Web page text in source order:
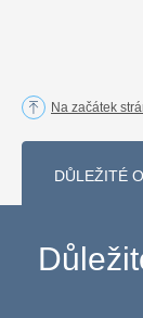
Na začátek
DŮLEŽITÉ